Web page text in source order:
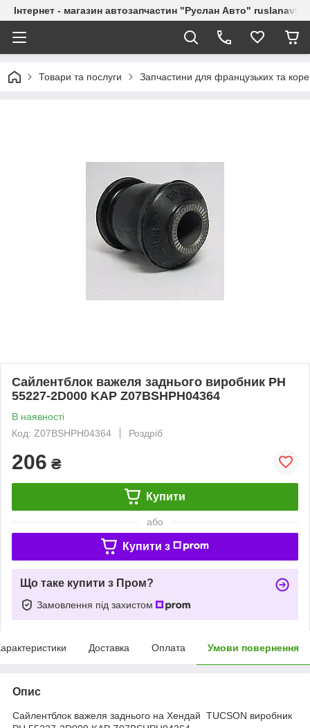
Інтернет - магазин автозапчастин "Руслан Авто"
Товари та послуги Запчастини для французьких та
Сайлентблок важеля заднього виробник PH
55227-2D000 KAP Z07BSHPH04364
В наявності
Код: Z07BSHPH04364
Роздріб
206 ₴
Купити
або
Купити з
Що таке купити з Пром?
Замовлення під захистом
Доставка Оплата Умови повернення
Опис
Сайлентблок важеля заднього на Хендай TUCSON виробник